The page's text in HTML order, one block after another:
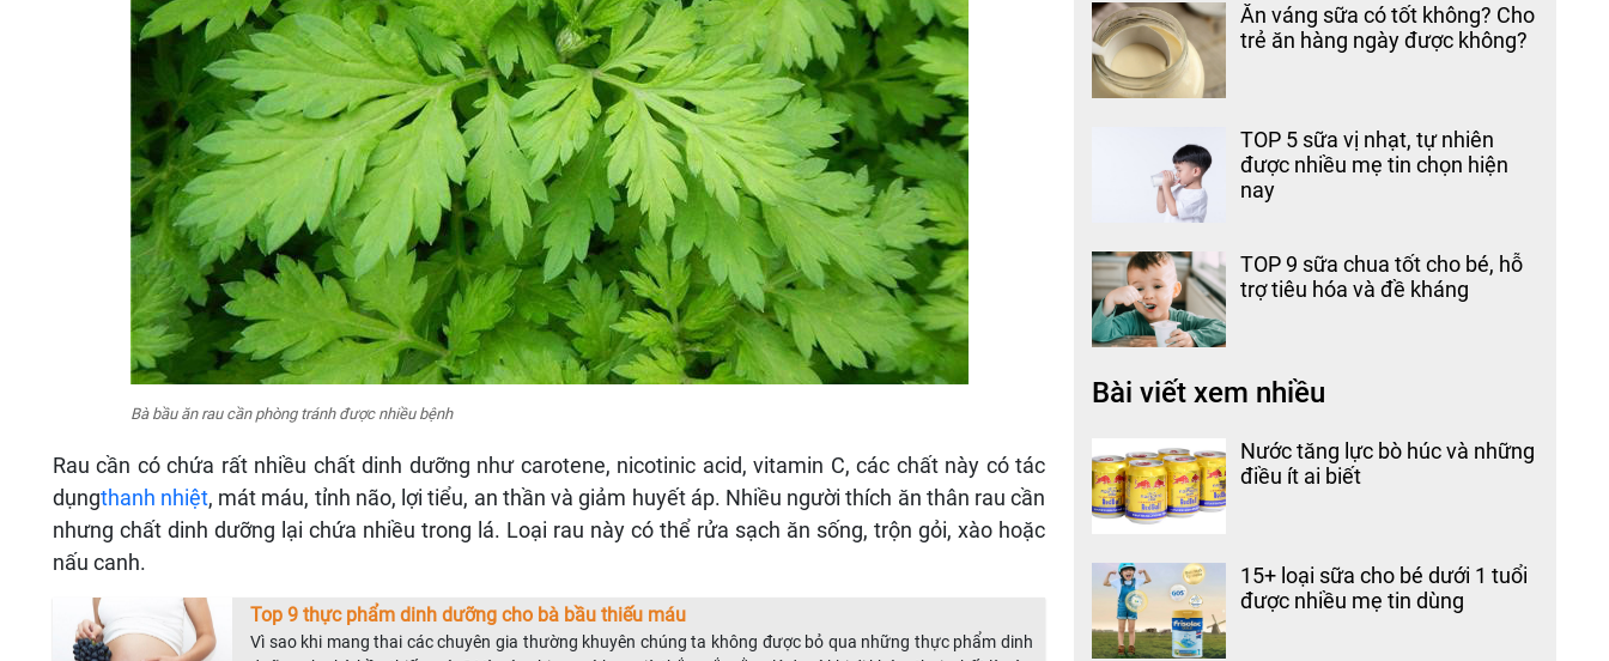
Bà bầu ăn rau cần phòng tránh được nhiều bệnh
Rau cần có chứa rất nhiều chất dinh dưỡng như carotene, nicotinic acid, vitamin C, các chất này có tác
dụngthanh nhiệt, mát máu, tỉnh não, lợi tiểu, an thần và giảm huyết áp. Nhiều người thích ăn thân rau cần
nhưng chất dinh dưỡng lại chứa nhiều trong lá. Loại rau này có thể rửa sạch ăn sống, trộn gỏi, xào hoặc
nấu canh.
Top 9 thực phẩm dinh dưỡng cho bà bầu thiếu máu
Vì sao khi mang thai các chuyên gia thường khuyên chúng ta không được bỏ qua những thực phẩm dinh
Ăn váng sữa có tốt không? Cho
trẻ ăn hàng ngày được không?
TOP 5 sữa vị nhạt, tự nhiên
được nhiều mẹ tin chọn hiện
nay
TOP 9 sữa chua tốt cho bé, hỗ
trợ tiêu hóa và đề kháng
Bài viết xem nhiều
Nước tăng lực bò húc và những
điều ít ai biết
15+ loại sữa cho bé dưới 1 tuổi
được nhiều mẹ tin dùng